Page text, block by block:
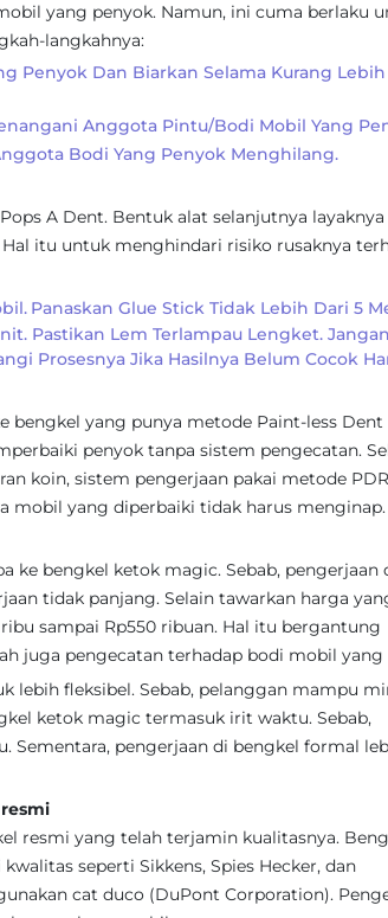
yang penyok. Namun, ini cuma berlaku
langkahnya:
Penyok Dan Biarkan Selama Kurang Lebih
Anggota Pintu/bodi Mobil Yang
Bodi Yang Penyok Menghilang.
A Dent. Bentuk alat selanjutnya layaknya
itu untuk menghindari risiko rusaknya
Panaskan Glue Stick Tidak Lebih Dari 5
Pastikan Lem Terlampau Lengket. Jangan
Prosesnya Jika Hasilnya Belum Cocok
bengkel yang punya metode Paint-less Dent
penyok tanpa sistem pengecatan.
koin, sistem pengerjaan pakai metode
mobil yang diperbaiki tidak harus menginap.
ke bengkel ketok magic. Sebab, pengerjaan
tidak panjang. Selain tawarkan harga
sampai Rp550 ribuan. Hal itu bergantung
juga pengecatan terhadap bodi mobil yang
lebih fleksibel. Sebab, pelanggan mampu
ketok magic termasuk irit waktu. Sebab,
Sementara, pengerjaan di bengkel formal
resmi yang telah terjamin kualitasnya.
seperti Sikkens, Spies Hecker, dan
cat duco (DuPont Corporation).